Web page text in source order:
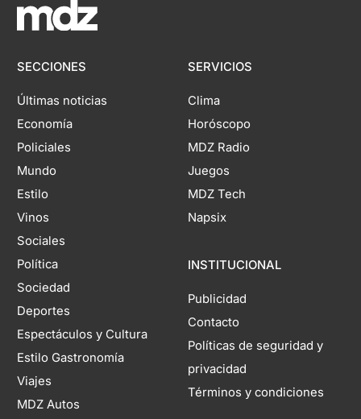
SECCIONES
Últimas noticias
Economía
Policiales
Mundo
Estilo
Vinos
Sociales
Política
Sociedad
Deportes
Espectáculos y Cultura
Estilo Gastronomía
Viajes
MDZ Autos
SERVICIOS
Clima
Horóscopo
MDZ Radio
Juegos
MDZ Tech
Napsix
INSTITUCIONAL
Publicidad
Contacto
Políticas de seguridad y
privacidad
Términos y condiciones